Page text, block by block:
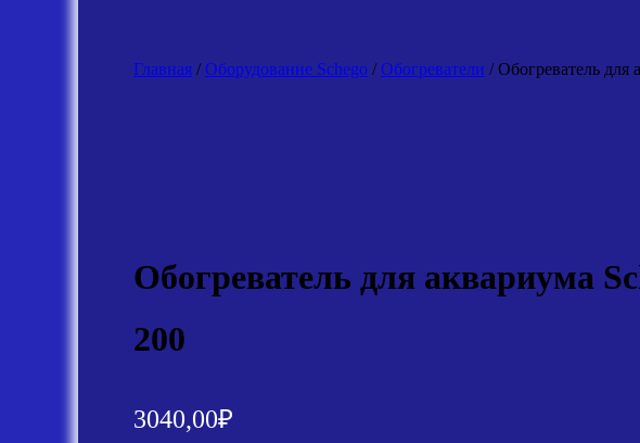
Главная /Оборудование Schego /Обогреватели / Обогреватель для
Обогреватель для аквариума
200
3040,00₽